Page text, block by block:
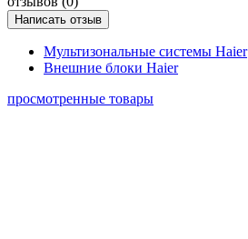
Написать отзыв
Мультизональные системы Haier
Внешние блоки Haier
просмотренные товары